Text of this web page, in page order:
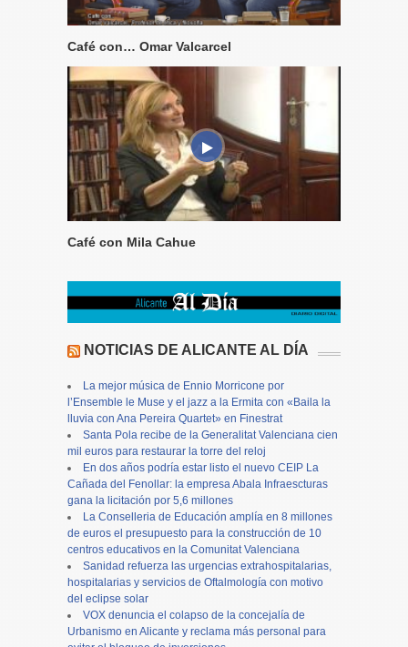
Café con… Omar Valcarcel
Café con Mila Cahue
NOTICIAS DE ALICANTE AL DÍA
La mejor música de Ennio Morricone por
l’Ensemble le Muse y el jazz a la Ermita con «Baila la
lluvia con Ana Pereira Quartet» en Finestrat
Santa Pola recibe de la Generalitat Valenciana cien
mil euros para restaurar la torre del reloj
En dos años podría estar listo el nuevo CEIP La
Cañada del Fenollar: la empresa Abala Infraescturas
gana la licitación por 5,6 millones
La Conselleria de Educación amplía en 8 millones
de euros el presupuesto para la construcción de 10
centros educativos en la Comunitat Valenciana
Sanidad refuerza las urgencias extrahospitalarias,
hospitalarias y servicios de Oftalmología con motivo
del eclipse solar
VOX denuncia el colapso de la concejalía de
Urbanismo en Alicante y reclama más personal para